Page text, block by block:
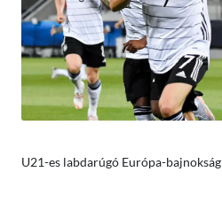
U21-es labdarúgó Európa-bajnokság